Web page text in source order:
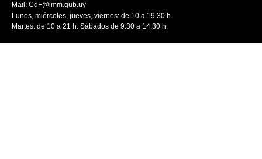
Mail: CdF@imm.gub.uy
Lunes, miércoles, jueves, viernes: de 10 a 19.30 h.
Martes: de 10 a 21 h. Sábados de 9.30 a 14.30 h.